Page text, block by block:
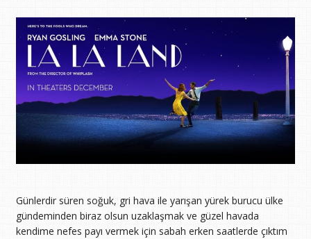
Günlerdir süren soğuk, gri hava ile yarışan yürek burucu ülke
gündeminden biraz olsun uzaklaşmak ve güzel havada
kendime nefes payı vermek için sabah erken saatlerde çıktım